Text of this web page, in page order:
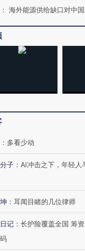
国走私7万
视线｜被称为“
育部长拱下台
第四届链博
“链”接产
： 海外能源供给缺口对中
： 多看少动
子 ： AI冲击之下，年轻人
： 耳闻目睹的几位律师
记 ： 长护险覆盖全国 筹